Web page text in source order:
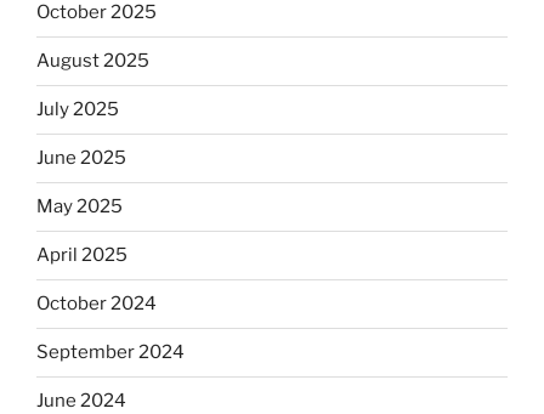
October 2025
August 2025
July 2025
June 2025
May 2025
April 2025
October 2024
September 2024
June 2024